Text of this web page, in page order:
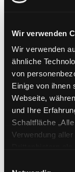
Wir verwenden
Wir verwenden
ähnliche
von
Einige von ihnen
Webseite,
und Ihre
Schaltfläche
Verwendung